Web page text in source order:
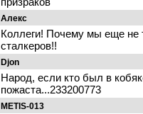
Алекс
Коллеги! Почему мы еще
сталкеров!!
Djon
Народ, если кто был в
пожаста...233200773
METIS-013